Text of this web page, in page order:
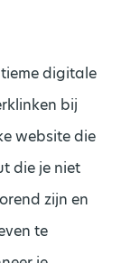
digitale
bij
website die
die je niet
zijn en
te